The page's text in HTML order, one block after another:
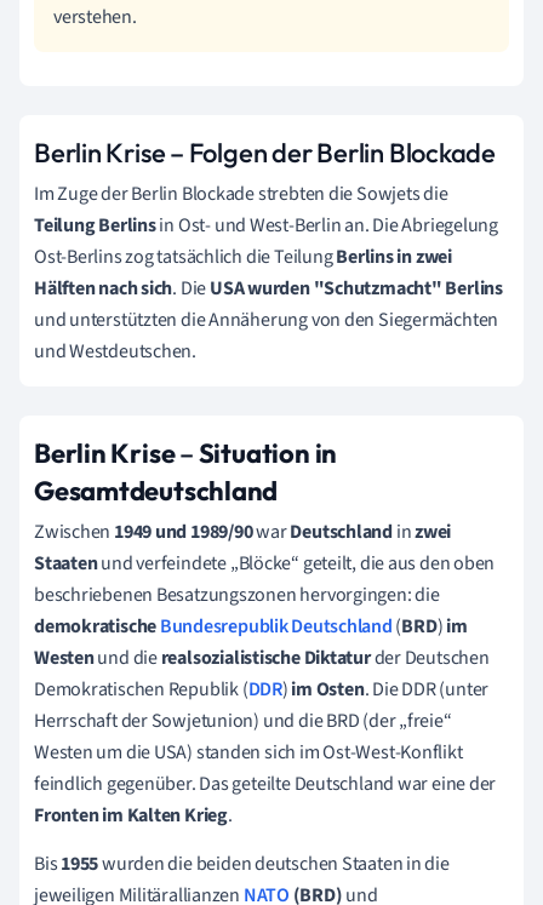
verstehen.
Berlin Krise– Folgen der Berlin Blockade
Im Zuge der Berlin Blockade strebten die Sowjets die
Teilung Berlinsin Ost- und West-Berlin an. Die Abriegelung
Ost-Berlins zog tatsächlich die TeilungBerlins in zwei
Hälften nach sich. DieUSA wurden "Schutzmacht" Berlins
und unterstützten die Annäherung von den Siegermächten
und Westdeutschen.
Berlin Krise–Situation in
Gesamtdeutschland
Zwischen 1949 und 1989/90warDeutschlandinzwei
Staatenund verfeindete „Blöcke“ geteilt, die aus den oben
beschriebenen Besatzungszonen hervorgingen: die
demokratischeBundesrepublik Deutschland(BRD)im
Westenund dierealsozialistische Diktaturder Deutschen
Demokratischen Republik (DDR)im Osten. Die DDR (unter
Herrschaft der Sowjetunion) und die BRD (der „freie“
Westen um die USA) standen sich im Ost-West-Konflikt
feindlich gegenüber. Das geteilte Deutschland war eine der
Fronten im Kalten Krieg.
Bis1955wurden die beiden deutschen Staaten in die
jeweiligen Militärallianzen NATO (BRD)und